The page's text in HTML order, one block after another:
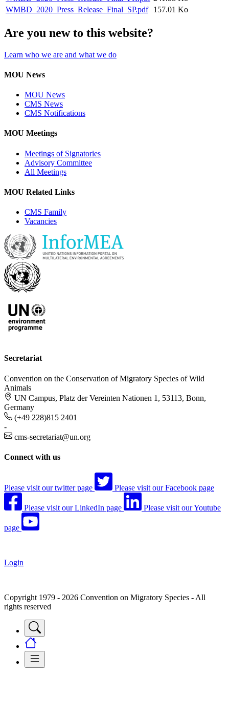
WMBD_2020_Press_Release_Final_SP.pdf
157.01 Ko
Are you new to this website?
Learn who we are and what we do
MOU News
MOU News
CMS News
CMS Notifications
MOU Meetings
Meetings of Signatories
Advisory Committee
All Meetings
MOU Related Links
CMS Family
Vacancies
Secretariat
Convention on the Conservation of Migratory Species of Wild
Animals
UN Campus, Platz der Vereinten Nationen 1, 53113, Bonn,
Germany
(+49 228)815 2401
-
cms-secretariat@un.org
Connect with us
Please visit our twitter page Please visit our Facebook page
Please visit our LinkedIn page Please visit our Youtube
page
Login
Copyright 1979 - 2026 Convention on Migratory Species - All
rights reserved